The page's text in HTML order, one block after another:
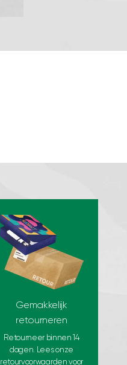
Gemakkelijk
retourneren
Retourneer binnen 14
dagen. Lees onze
retourvoorwaarden voor